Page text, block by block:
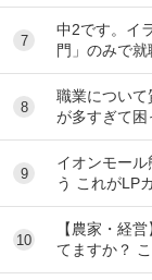
7
中2です。イ
門」のみで就
います。中
8
職業につい
が多すぎて困
えて欲しい
9
イオンモー
う これがLP
んでもない
10
【農家・経
てますか？
や人件費の